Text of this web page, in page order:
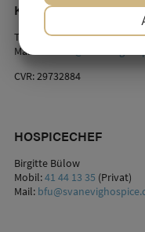
KONTAKT OS
Telefon:54 44 54 34
Mail:
CVR: 29732884
HOSPICECHEF
Birgitte Bülow
Mobil:41 44 13 35 (Privat)
Mail: